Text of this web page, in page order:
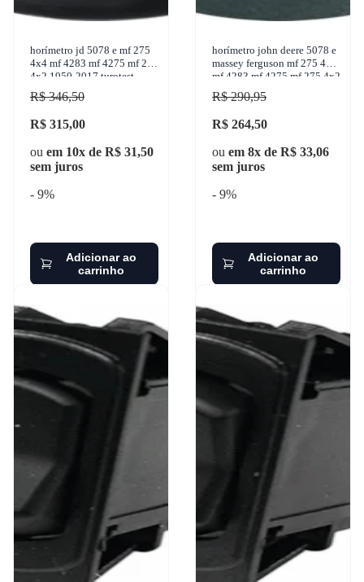
horímetro jd 5078 e mf 275
4x4 mf 4283 mf 4275 mf 275
4x2 1950-2017 turotest -
300282
R$ 346,50
R$ 315,00
ou em 10x de R$ 31,50
sem juros
- 9%
Adicionar ao
carrinho
horímetro john deere 5078 e
massey ferguson mf 275 4x4
mf 4283 mf 4275 mf 275 4x2
1950-2017 turotest - 300285
R$ 290,95
R$ 264,50
ou em 8x de R$ 33,06
sem juros
- 9%
Adicionar ao
carrinho